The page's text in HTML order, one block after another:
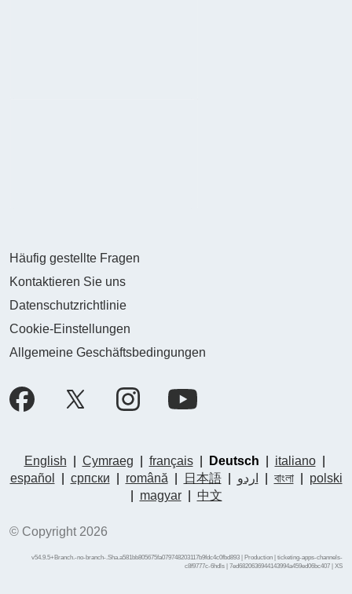
Häufig gestellte Fragen
Kontaktieren Sie uns
Datenschutzrichtlinie
Cookie-Einstellungen
Allgemeine Geschäftsbedingungen
English Cymraeg français| Deutsch italiano|
español
српски română 日本語| اردو বাংলা|
polski
magyar| 中文
© Copyright 2026
v54.9.5+Branch.-no-branch-.Sha.a581bb805675fa079748203117b9fdc4c0fbd893 | Production | ticketing-apps-channels-
c8f9777c-6hdls | 7ed6820636944143994a459ed06bc407 | XS